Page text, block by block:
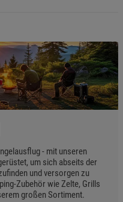
- mit unseren
um sich abseits der
und versorgen zu
Zubehör wie Zelte, Grills
großen Sortiment.